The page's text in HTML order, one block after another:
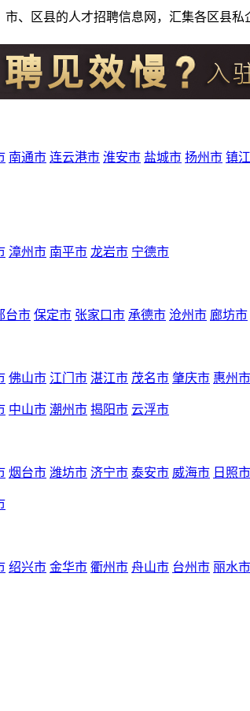
市、区县的人才招聘信息网，汇集各区县
南通市 连云港市 淮安市 盐城市 扬州市 镇
漳州市 南平市 龙岩市 宁德市
台市 保定市 张家口市 承德市 沧州市 廊坊市
佛山市 江门市 湛江市 茂名市 肇庆市 惠州市
中山市 潮州市 揭阳市 云浮市
烟台市 潍坊市 济宁市 泰安市 威海市 日照市
绍兴市 金华市 衢州市 舟山市 台州市 丽水市